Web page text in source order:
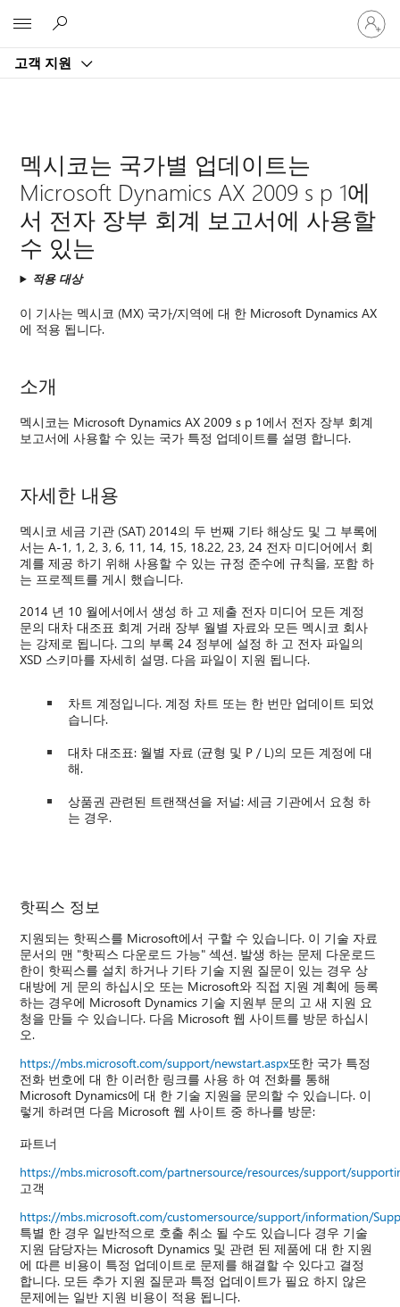
고객 지원
귀
하
계
멕시코는 국가별 업데이트는
Microsoft Dynamics AX 2009 s p 1에
서 전자 장부 회계 보고서에 사용할
수 있는
적용 대상
이 기사는 멕시코 (MX) 국가/지역에 대 한 Microsoft Dynamics AX
에 적용 됩니다.
소개
멕시코는 Microsoft Dynamics AX 2009 s p 1에서 전자 장부 회계
보고서에 사용할 수 있는 국가 특정 업데이트를 설명 합니다.
자세한 내용
멕시코 세금 기관 (SAT) 2014의 두 번째 기타 해상도 및 그 부록에
서는 A-1, 1, 2, 3, 6, 11, 14, 15, 18.22, 23, 24 전자 미디어에서 회
계를 제공 하기 위해 사용할 수 있는 규정 준수에 규칙을, 포함 하
는 프로젝트를 게시 했습니다.
2014 년 10 월에서에서 생성 하 고 제출 전자 미디어 모든 계정
문의 대차 대조표 회계 거래 장부 월별 자료와 모든 멕시코 회사
는 강제로 됩니다. 그의 부록 24 정부에 설정 하 고 전자 파일의
XSD 스키마를 자세히 설명. 다음 파일이 지원 됩니다.
차트 계정입니다. 계정 차트 또는 한 번만 업데이트 되었
습니다.
대차 대조표: 월별 자료 (균형 및 P / L)의 모든 계정에 대
해.
상품권 관련된 트랜잭션을 저널: 세금 기관에서 요청 하
는 경우.
핫픽스 정보
지원되는 핫픽스를 Microsoft에서 구할 수 있습니다. 이 기술 자료
문서의 맨 "핫픽스 다운로드 가능" 섹션. 발생 하는 문제 다운로드
한이 핫픽스를 설치 하거나 기타 기술 지원 질문이 있는 경우 상
대방에 게 문의 하십시오 또는 Microsoft와 직접 지원 계획에 등록
하는 경우에 Microsoft Dynamics 기술 지원부 문의 고 새 지원 요
청을 만들 수 있습니다. 다음 Microsoft 웹 사이트를 방문 하십시
오.
https://mbs.microsoft.com/support/newstart.aspx또한 국가 특정
전화 번호에 대 한 이러한 링크를 사용 하 여 전화를 통해
Microsoft Dynamics에 대 한 기술 지원을 문의할 수 있습니다. 이
렇게 하려면 다음 Microsoft 웹 사이트 중 하나를 방문:
파트너
https://mbs.microsoft.com/partnersource/resources/support/
고객
https://mbs.microsoft.com/customersource/support/information/
특별 한 경우 일반적으로 호출 취소 될 수도 있습니다 경우 기술
지원 담당자는 Microsoft Dynamics 및 관련 된 제품에 대 한 지원
에 따른 비용이 특정 업데이트로 문제를 해결할 수 있다고 결정
합니다. 모든 추가 지원 질문과 특정 업데이트가 필요 하지 않은
문제에는 일반 지원 비용이 적용 됩니다.